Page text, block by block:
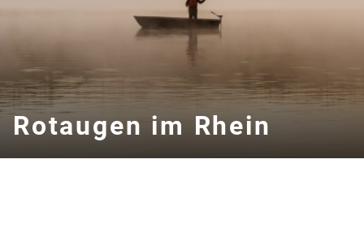
Rotaugen im Rhein